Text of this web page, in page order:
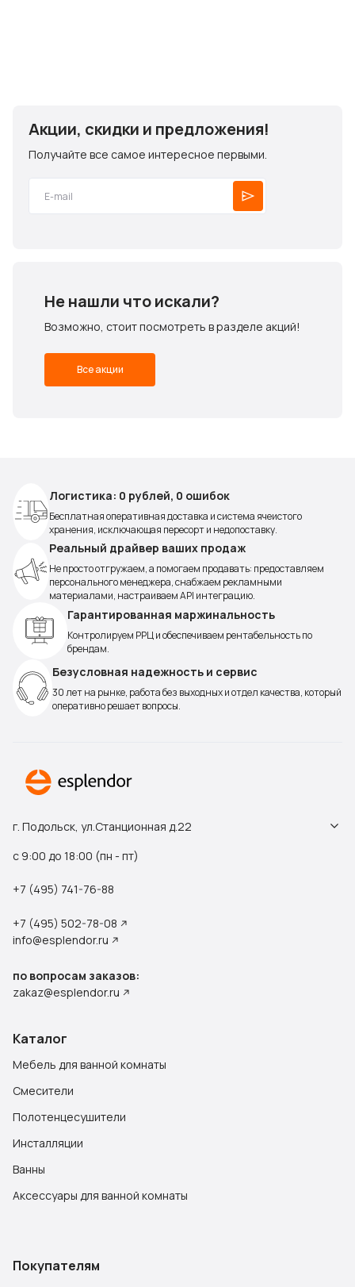
Акции, скидки и предложения!
Получайте все самое интересное первыми.
Не нашли что искали?
Возможно, стоит посмотреть в разделе акций!
Все акции
Логистика: 0 рублей, 0 ошибок
Бесплатная оперативная доставка и система ячеистого
хранения, исключающая пересорт и недопоставку.
Реальный драйвер ваших продаж
Не просто отгружаем, а помогаем продавать: предоставляем
персонального менеджера, снабжаем рекламными
материалами, настраиваем API интеграцию.
Гарантированная маржинальность
Контролируем РРЦ и обеспечиваем рентабельность по
брендам.
Безусловная надежность и сервис
30 лет на рынке, работа без выходных и отдел качества, который
оперативно решает вопросы.
г. Подольск, ул.Станционная д.22
с 9:00 до 18:00 (пн - пт)
+7 (495) 741-76-88
+7 (495) 502-78-08
info@esplendor.ru
по вопросам заказов:
zakaz@esplendor.ru
Каталог
Мебель для ванной комнаты
Смесители
Полотенцесушители
Инсталляции
Ванны
Аксессуары для ванной комнаты
Покупателям